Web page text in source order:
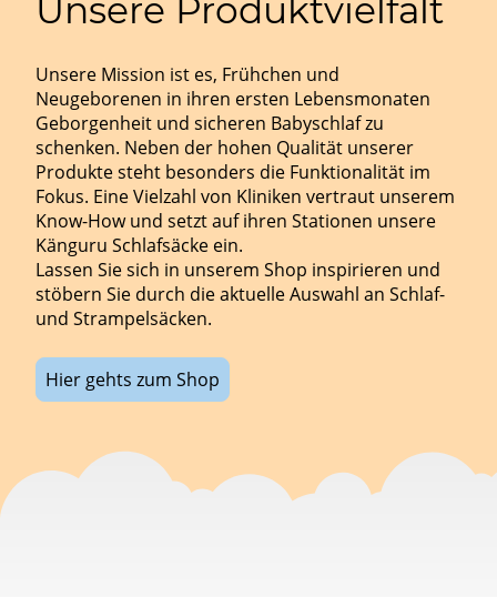
Unsere Produktvielfalt
Unsere Mission ist es, Frühchen und
Neugeborenen in ihren ersten Lebensmonaten
Geborgenheit und sicheren Babyschlaf zu
schenken. Neben der hohen Qualität unserer
Produkte steht besonders die Funktionalität im
Fokus. Eine Vielzahl von Kliniken vertraut unserem
Know-How und setzt auf ihren Stationen unsere
Känguru Schlafsäcke ein.
Lassen Sie sich in unserem Shop inspirieren und
stöbern Sie durch die aktuelle Auswahl an Schlaf-
und Strampelsäcken.
Hier gehts zum Shop